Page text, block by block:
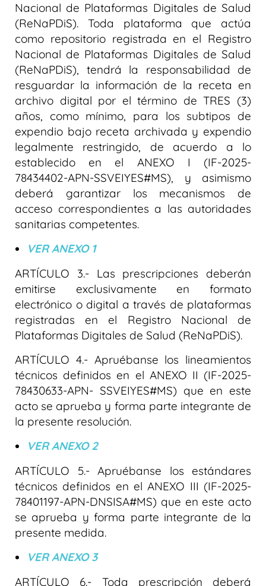
Nacional de Plataformas Digitales de Salud
(ReNaPDiS). Toda plataforma que actúa
como repositorio registrada en el Registro
Nacional de Plataformas Digitales de Salud
(ReNaPDiS), tendrá la responsabilidad de
resguardar la información de la receta en
archivo digital por el término de TRES (3)
años, como mínimo, para los subtipos de
expendio bajo receta archivada y expendio
legalmente restringido, de acuerdo a lo
establecido en el ANEXO I (IF-2025-
78434402-APN-SSVEIYES#MS), y asimismo
deberá garantizar los mecanismos de
acceso correspondientes a las autoridades
sanitarias competentes.
VER ANEXO 1
ARTÍCULO 3.- Las prescripciones deberán
emitirse exclusivamente en formato
electrónico o digital a través de plataformas
registradas en el Registro Nacional de
Plataformas Digitales de Salud (ReNaPDiS).
ARTÍCULO 4.- Apruébanse los lineamientos
técnicos definidos en el ANEXO II (IF-2025-
78430633-APN- SSVEIYES#MS) que en este
acto se aprueba y forma parte integrante de
la presente resolución.
VER ANEXO 2
ARTÍCULO 5.- Apruébanse los estándares
técnicos definidos en el ANEXO III (IF-2025-
78401197-APN-DNSISA#MS) que en este acto
se aprueba y forma parte integrante de la
presente medida.
VER ANEXO 3
ARTÍCULO 6.- Toda prescripción deberá